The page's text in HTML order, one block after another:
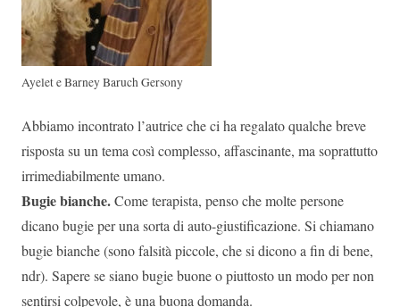
Ayelet e Barney Baruch Gersony
Abbiamo incontrato l’autrice che ci ha regalato qualche breve
risposta su un tema così complesso, affascinante, ma soprattutto
irrimediabilmente umano.
Bugie bianche.Come terapista, penso che molte persone
dicano bugie per una sorta di auto-giustificazione. Si chiamano
bugie bianche (sono falsità piccole, che si dicono a fin di bene,
ndr). Sapere se siano bugie buone o piuttosto un modo per non
sentirsi colpevole, è una buona domanda.